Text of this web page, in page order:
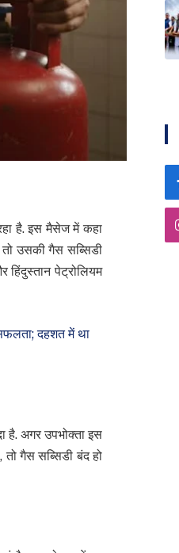
है. इस मैसेज में कहा
उसकी गैस सब्सिडी
पेट्रोलियम
दहशत में था
है. अगर उपभोक्ता इस
गैस सब्सिडी बंद हो